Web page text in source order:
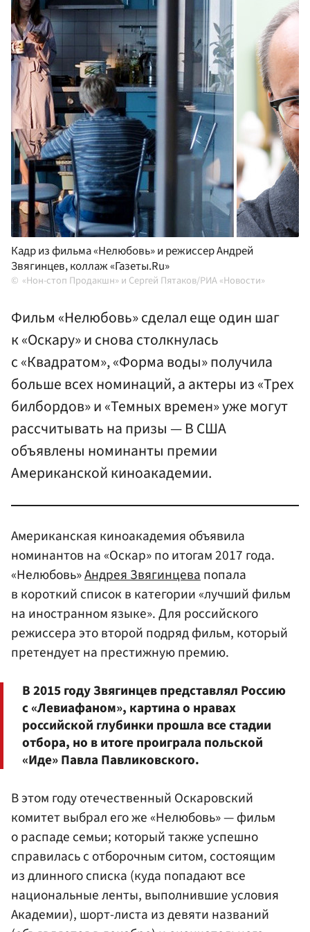
Кадр из фильма «Нелюбовь» и режиссер Андрей
Звягинцев, коллаж «Газеты.Ru»
«Нон-стоп Продакшн» и Сергей Пятаков/РИА «Новости»
Фильм «Нелюбовь» сделал еще один шаг
к «Оскару» и снова столкнулась
с «Квадратом», «Форма воды» получила
больше всех номинаций, а актеры из «Трех
билбордов» и «Темных времен» уже могут
рассчитывать на призы — В США
объявлены номинанты премии
Американской киноакадемии.
Американская киноакадемия объявила
номинантов на «Оскар» по итогам 2017 года.
«Нелюбовь»Андрея Звягинцевапопала
в короткий список в категории «лучший фильм
на иностранном языке». Для российского
режиссера это второй подряд фильм, который
претендует на престижную премию.
В 2015 году Звягинцев представлял Россию
с «Левиафаном», картина о нравах
российской глубинки прошла все стадии
отбора, но в итоге проиграла польской
«Иде» Павла Павликовского.
В этом году отечественный Оскаровский
комитет выбрал его же «Нелюбовь» — фильм
о распаде семьи; который также успешно
справилась с отборочным ситом, состоящим
из длинного списка (куда попадают все
национальные ленты, выполнившие условия
Академии), шорт-листа из девяти названий